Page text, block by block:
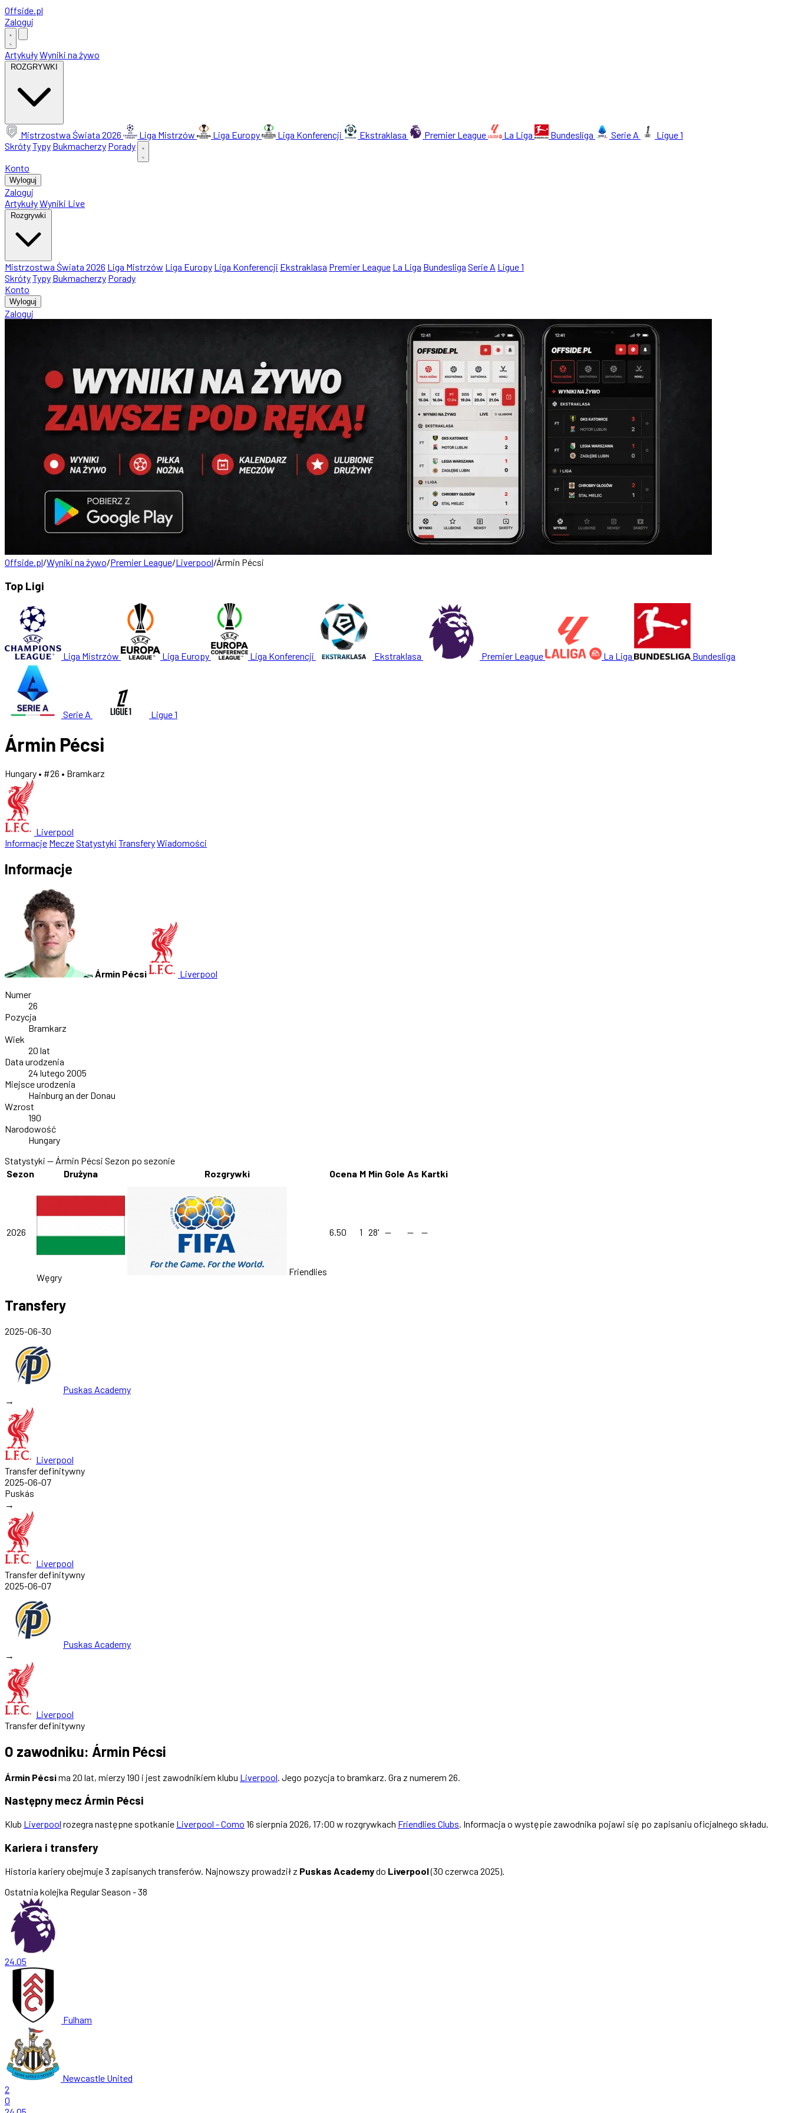
Offside.pl
Zaloguj
ArtykułyWyniki na żywo
ROZGRYWKI
Mistrzostwa Świata 2026 Liga Mistrzów Liga Europy Liga Konferencji Ekstraklasa Premier League La Liga Bundesliga Serie A
Ligue 1
SkrótyTypy Bukmacherzy Porady
Konto
Wyloguj
Zaloguj
ArtykułyWyniki Live
Rozgrywki
Mistrzostwa Świata 2026 Liga Mistrzów Liga Europy Liga Konferencji Ekstraklasa Premier League La Liga Bundesliga Serie A Ligue 1
SkrótyTypy Bukmacherzy Porady
Konto
Wyloguj
Zaloguj
Offside.pl/Wyniki na żywo/Premier League/Liverpool/Ármin Pécsi
Top Ligi
Liga Mistrzów Liga Europy Liga Konferencji Ekstraklasa Premier League La Liga Bundesliga
Serie A Ligue 1
Ármin Pécsi
Hungary • #26 • Bramkarz
Liverpool
Informacje MeczeStatystyki TransferyWiadomości
Informacje
Ármin Pécsi
Liverpool
Numer
26
Pozycja
Bramkarz
Wiek
20 lat
Data urodzenia
24 lutego 2005
Miejsce urodzenia
Hainburg an der Donau
Wzrost
190
Narodowość
Hungary
Statystyki — Ármin Pécsi Sezon po sezonie
Sezon
Drużyna Rozgrywki Ocena M Min Gole As Kartki
2026
Węgry
Friendlies
6.50 1 28' — — —
Transfery
2025-06-30
Puskas Academy
→
Liverpool
Transfer definitywny
2025-06-07
Puskás
→
Liverpool
Transfer definitywny
2025-06-07
Puskas Academy
→
Liverpool
Transfer definitywny
O zawodniku: Ármin Pécsi
Ármin Pécsima 20 lat, mierzy 190 i jest zawodnikiem klubu Liverpool . Jego pozycja to bramkarz. Gra z numerem 26.
Następny mecz Ármin Pécsi
Klub Liverpool rozegra następne spotkanie Liverpool - Como 16 sierpnia 2026, 17:00 w rozgrywkach Friendlies Clubs. Informacja o występie zawodnika pojawi się po zapisaniu oficjalnego składu.
Kariera i transfery
Historia kariery obejmuje 3 zapisanych transferów. Najnowszy prowadził z Puskas Academydo Liverpool(30 czerwca 2025).
Ostatnia kolejka Regular Season - 38
24.05
Fulham
Newcastle United
2
0